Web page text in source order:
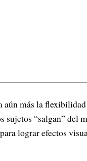
aún más la
sujetos “salgan” del
lograr efectos